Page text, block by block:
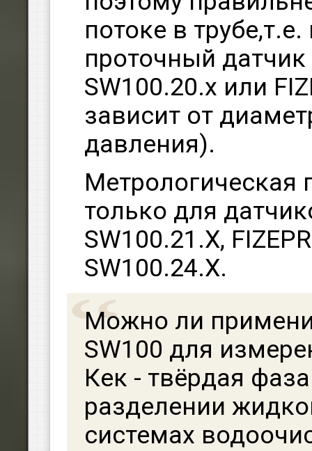
потоке в
проточный датчик
SW100.20.х или
зависит от
давления).
только для
SW100.21.Х,
SW100.24.Х.
Можно ли
SW100 для
Кек - твёрдая
разделении
системах